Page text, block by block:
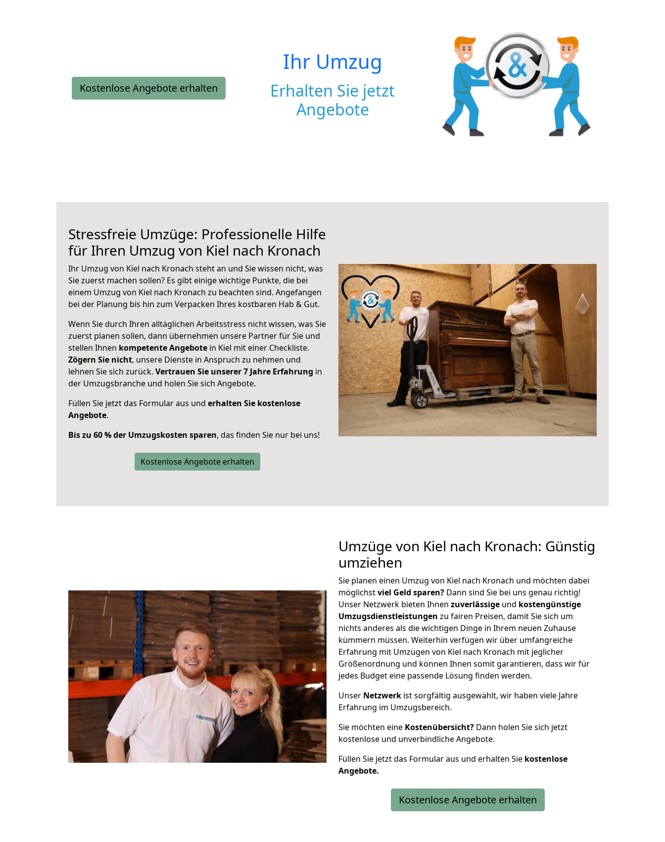
Kostenlose Angebote erhalten
Ihr Umzug
Erhalten Sie jetzt
Angebote
Stressfreie Umzüge: Professionelle Hilfe
für Ihren Umzug von Kiel nach Kronach
Ihr Umzug von Kiel nach Kronach steht an und Sie wissen nicht, was
Sie zuerst machen sollen? Es gibt einige wichtige Punkte, die bei
einem Umzug von Kiel nach Kronach zu beachten sind. Angefangen
bei der Planung bis hin zum Verpacken Ihres kostbaren Hab & Gut.
Wenn Sie durch Ihren alltäglichen Arbeitsstress nicht wissen, was Sie
zuerst planen sollen, dann übernehmen unsere Partner für Sie und
stellen Ihnen kompetente Angebote in Kiel mit einer Checkliste.
Zögern Sie nicht, unsere Dienste in Anspruch zu nehmen und
lehnen Sie sich zurück. Vertrauen Sie unserer 7 Jahre Erfahrung in
der Umzugsbranche und holen Sie sich Angebote.
Füllen Sie jetzt das Formular aus und erhalten Sie kostenlose
Angebote.
Bis zu 60 % der Umzugskosten sparen, das finden Sie nur bei uns!
Kostenlose Angebote erhalten
Umzüge von Kiel nach Kronach: Günstig
umziehen
Sie planen einen Umzug von Kiel nach Kronach und möchten dabei
möglichstviel Geld sparen? Dann sind Sie bei uns genau richtig!
Unser Netzwerk bieten Ihnen zuverlässige und kostengünstige
Umzugsdienstleistungen zu fairen Preisen, damit Sie sich um
nichts anderes als die wichtigen Dinge in Ihrem neuen Zuhause
kümmern müssen. Weiterhin verfügen wir über umfangreiche
Erfahrung mit Umzügen von Kiel nach Kronach mit jeglicher
Größenordnung und können Ihnen somit garantieren, dass wir für
jedes Budget eine passende Lösung finden werden.
Unser Netzwerk ist sorgfältig ausgewählt, wir haben viele Jahre
Erfahrung im Umzugsbereich.
Sie möchten eine Kostenübersicht? Dann holen Sie sich jetzt
kostenlose und unverbindliche Angebote.
Füllen Sie jetzt das Formular aus und erhalten Sie kostenlose
Angebote.
Kostenlose Angebote erhalten